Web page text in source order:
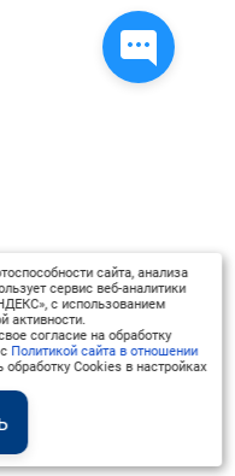
сайта, анализа
сервис веб-аналитики
с использованием
активности.
согласие на обработку
Политикой сайта в отношении
Cookies в настройках